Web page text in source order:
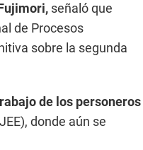
señaló que
de Procesos
sobre la segunda
de los personeros
donde aún se